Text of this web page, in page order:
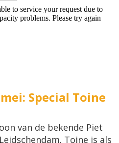
Special Toine
van de bekende Piet
Toine is als